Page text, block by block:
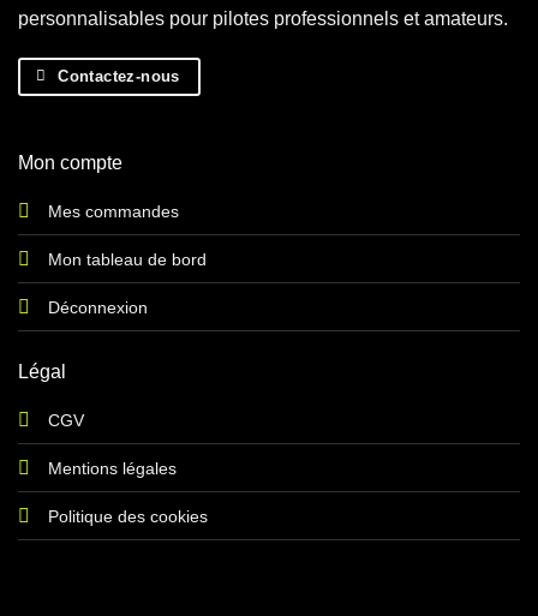
personnalisables pour pilotes professionnels et amateurs.
Contactez-nous
Mon compte
Mes commandes
Mon tableau de bord
Déconnexion
Légal
CGV
Mentions légales
Politique des cookies